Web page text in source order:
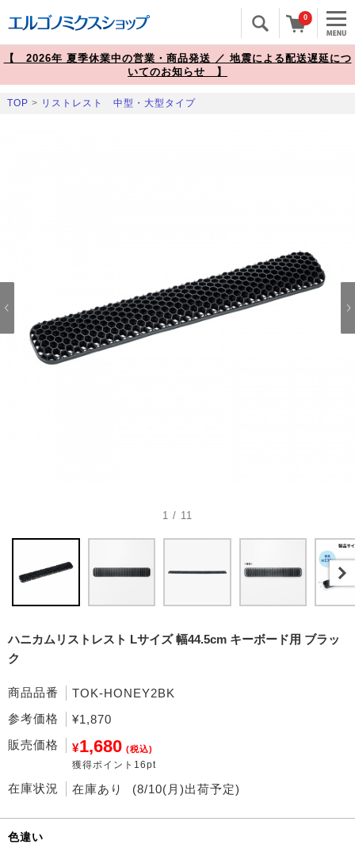
0
【 2026年 夏季休業中の営業・商品発送 ／ 地震による配送遅延につ
いてのお知らせ 】
TOP > リストレスト 中型・大型タイプ
1 / 11
ハニカムリストレスト Lサイズ 幅44.5cm キーボード用 ブラッ
ク
商品品番
TOK-HONEY2BK
参考価格
¥1,870
販売価格
¥1,680 (税込)
獲得ポイント16pt
在庫状況 在庫あり (8/10(月)出荷予定)
色違い